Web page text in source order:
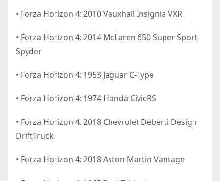
• Forza Horizon 4: 2010 Vauxhall Insignia VXR
• Forza Horizon 4: 2014 McLaren 650 Super Sport
Spyder
• Forza Horizon 4: 1953 Jaguar C-Type
• Forza Horizon 4: 1974 Honda CivicRS
• Forza Horizon 4: 2018 Chevrolet Deberti Design
DriftTruck
• Forza Horizon 4: 2018 Aston Martin Vantage